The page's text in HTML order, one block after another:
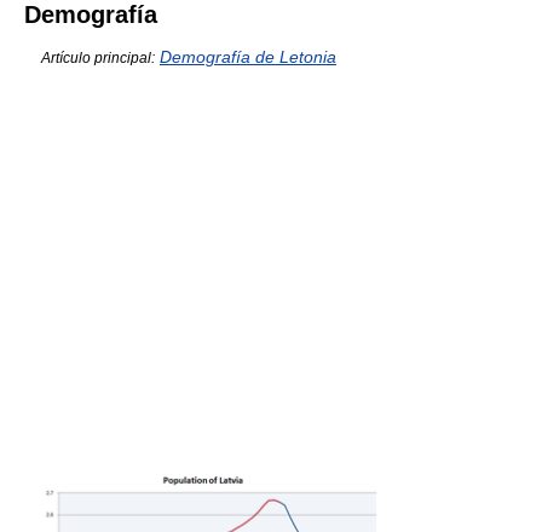
Demografía
Artículo principal: Demografía de Letonia